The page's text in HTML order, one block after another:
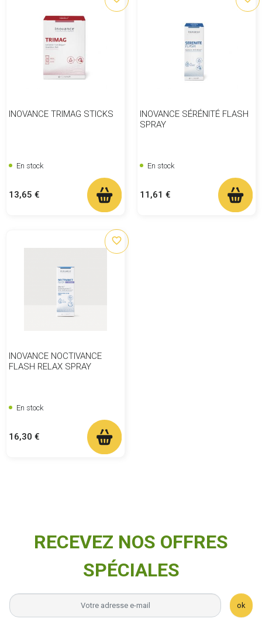
INOVANCE TRIMAG STICKS
En stock
Prix
13,65 €
INOVANCE SÉRÉNITÉ FLASH
SPRAY
En stock
Prix
11,61 €
INOVANCE NOCTIVANCE
FLASH RELAX SPRAY
favorite_border
En stock
Prix
16,30 €
RECEVEZ NOS OFFRES
SPÉCIALES
ok